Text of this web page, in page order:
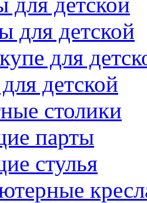
для детской
для
детской
столики
парты
стулья